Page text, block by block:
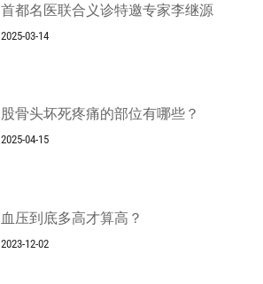
首都名医联合义诊特邀专家李继源
2025-03-14
股骨头坏死疼痛的部位有哪些？
2025-04-15
血压到底多高才算高？
2023-12-02